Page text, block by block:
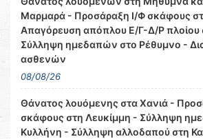
Μαρμαρά - Προσάραξη Ι/Φ σκάφους
Απαγόρευση απόπλου Ε/Γ-Δ/Ρ πλοίου
Σύλληψη ημεδαπών στο Ρέθυμνο -
ασθενών
08/08/26
Θάνατος λουόμενης στα Χανιά -
σκάφους στη Λευκίμμη - Σύλληψη
Κυλλήνη - Σύλληψη αλλοδαπού στη